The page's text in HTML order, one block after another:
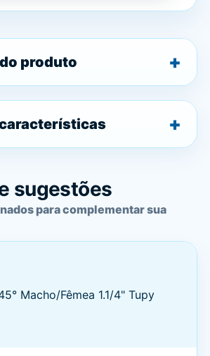
produto
sugestões
para complementar sua